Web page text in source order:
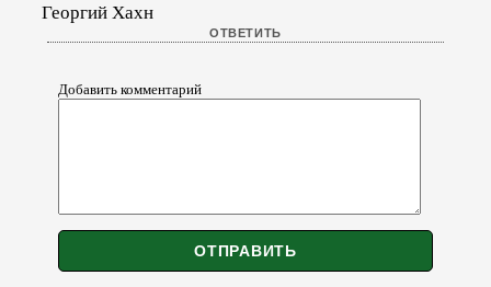
Георгий Хахн
Добавить комментарий